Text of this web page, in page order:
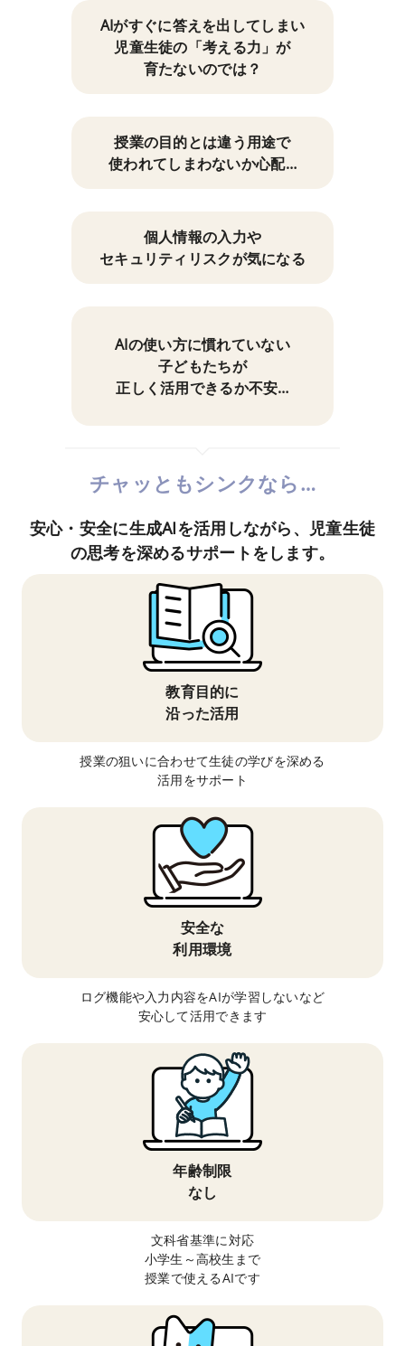
AIがすぐに答えを出してしまい
児童生徒の「考える力」が
育たないのでは？
授業の目的とは違う用途で
使われてしまわないか心配…
個人情報の入力や
セキュリティリスクが気になる
AIの使い方に慣れていない
子どもたちが
正しく活用できるか不安…
チャッともシンクなら…
安心・安全に生成AIを活用しながら、児童生徒
の思考を深めるサポートをします。
教育目的に
沿った活用
授業の狙いに合わせて生徒の学びを深める
活用をサポート
安全な
利用環境
ログ機能や入力内容をAIが学習しないなど
安心して活用できます
年齢制限
なし
文科省基準に対応
小学生～高校生まで
授業で使えるAIです